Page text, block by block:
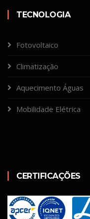
TECNOLOGIA
Fotovoltaico
Climatização
Aquecimento Águas
Mobilidade Elétrica
CERTIFICAÇÕES